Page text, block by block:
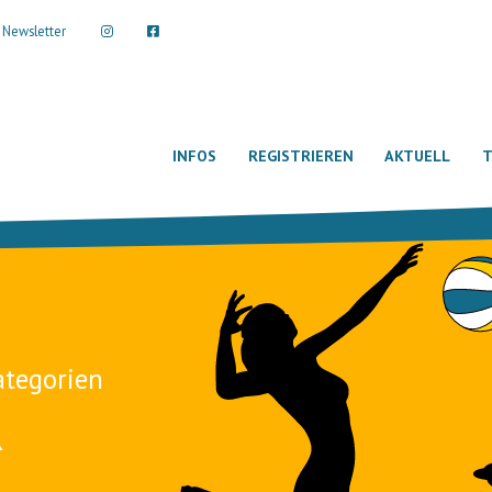
Newsletter
INFOS REGISTRIEREN AKTUELL